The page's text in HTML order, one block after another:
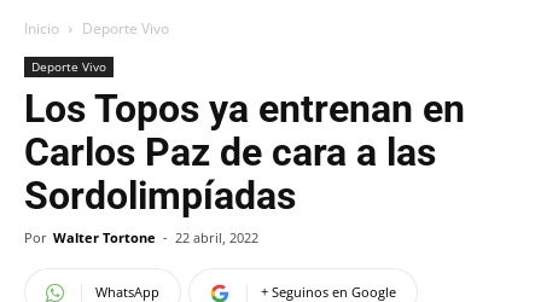
Inicio Deporte Vivo
Deporte Vivo
Los Topos ya entrenan en
Carlos Paz de cara a las
Sordolimpíadas
Por Walter Tortone - 22 abril, 2022
WhatsApp + Seguinos en Google